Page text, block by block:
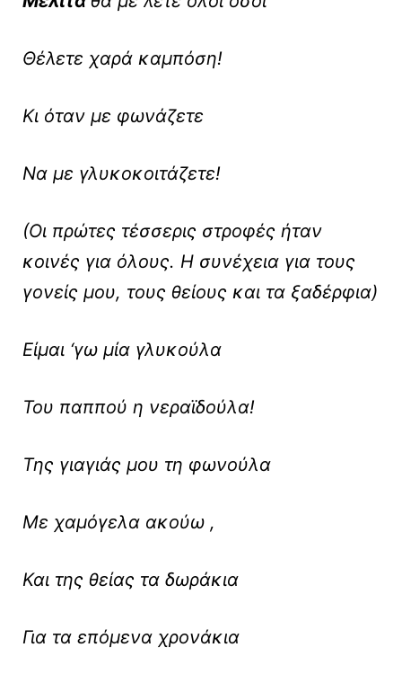
Θέλετε χαρά καμπόση!
Κι όταν με φωνάζετε
Να με γλυκοκοιτάζετε!
(Οι πρώτες τέσσερις στροφές ήταν
κοινές για όλους. Η συνέχεια για τους
γονείς μου, τους θείους και τα ξαδέρφια)
Είμαι ‘γω μία γλυκούλα
Του παππού η νεραϊδούλα!
Της γιαγιάς μου τη φωνούλα
Με χαμόγελα ακούω ,
Και της θείας τα δωράκια
Για τα επόμενα χρονάκια